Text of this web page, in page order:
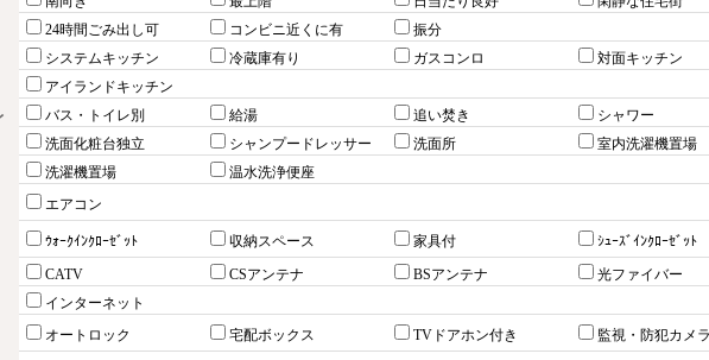
24時間ごみ出し可
コンビニ近くに有 振分
システムキッチン 冷蔵庫有り ガスコンロ
対面キッチン
アイランドキッチン
バス・トイレ別 給湯 追い焚き
シャワー
洗面化粧台独立
シャンプードレッサー 洗面所
室内洗濯機置場
洗濯機置場
温水洗浄便座
エアコン
ｳｫｰｸｲﾝｸﾛｰｾﾞｯﾄ 収納スペース 家具付 ｼｭｰｽﾞｲﾝｸﾛｰｾﾞｯﾄ
CATV CSアンテナ BSアンテナ
光ファイバー
インターネット
オートロック 宅配ボックス TVドアホン付き 監視・防犯カメ